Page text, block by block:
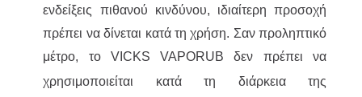
ενδείξεις πιθανού κινδύνου, ιδιαίτερη προσοχή
πρέπει να δίνεται κατά τη χρήση. Σαν προληπτικό
μέτρο, το VICKS VAPORUB δεν πρέπει να
χρησιμοποιείται κατά τη διάρκεια της